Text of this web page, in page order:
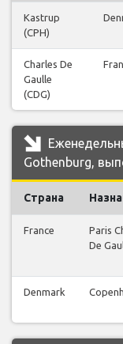
Kastrup
(CPH)
Charles De
Gaulle
(CDG)
Gothenburg,
Страна
France
Paris
De
Denmark